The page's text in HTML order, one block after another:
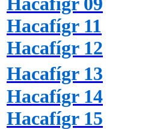
Hacafígr 11
Hacafígr 12
Hacafígr 13
Hacafígr 14
Hacafígr 15